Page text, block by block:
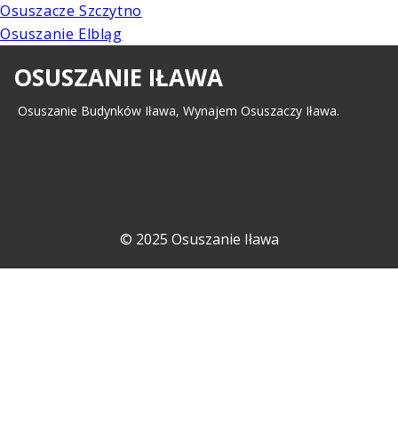
Osuszacze Szczytno
Osuszanie Elbląg
OSUSZANIE IŁAWA
Osuszanie Budynków Iława, Wynajem Osuszaczy Iława.
© 2025 Osuszanie Iława